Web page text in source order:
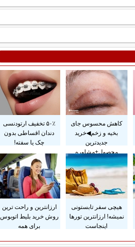
کاهش محسوس جای
بخیه و زخم◀خرید
جدیدترین
محصول+مشاوره
۵۰٪ تخفیف ارتودنسی
دندان اقساطی بدون
چک یا سفته!
هیچی سفر تابستونی
نمیشه! ارزانترین تورها
اینجاست
ارزانترین و راحت ترین
روش خرید بلیط اتوبوس
برای همه